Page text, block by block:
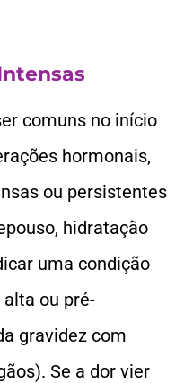
comuns no início
hormonais,
ou persistentes
hidratação
uma condição
ou pré-
gravidez com
Se a dor vier